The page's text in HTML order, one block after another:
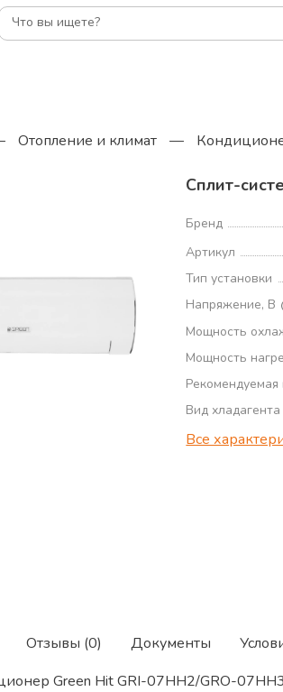
Что вы ищете?
Отопление и климат —
Сплит-
Бренд
Артикул
Тип установки
Напряжение, В
Мощность
Мощность
Вид хладагента
Все
Отзывы (0) Документы
Green Hit GRI-07HH2/GRO-